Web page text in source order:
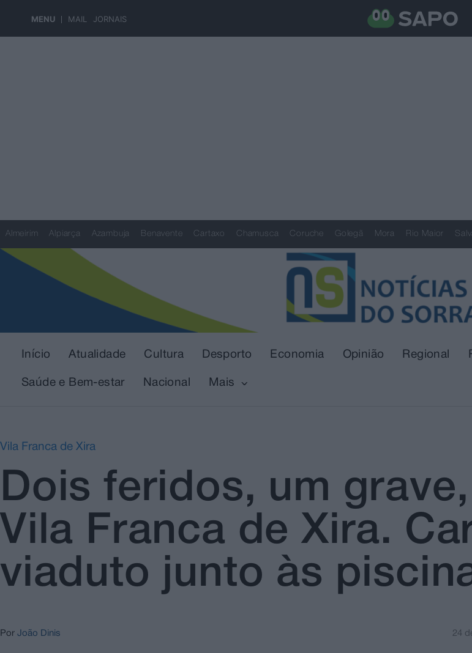
MENU MAIL JORNAIS
Almeirim Alpiarça Azambuja Benavente Cartaxo Chamusca Coruche Golegã Mora Rio Maior
Início Atualidade Cultura Desporto Economia Opinião Regional
Saúde e Bem-estar Nacional Mais
Vila Franca de Xira
Dois feridos, um
Vila Franca de Xira.
viaduto junto às
Por João Dinis 24